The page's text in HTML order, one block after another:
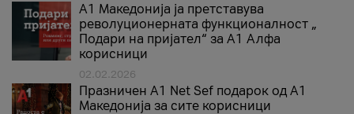
А1 Македонија ја претставува
револуционерната функционалност „
Подари на пријател“ за А1 Алфа
корисници
02.02.2026
Празничен A1 Net Sеf подарок од А1
Македонија за сите корисници